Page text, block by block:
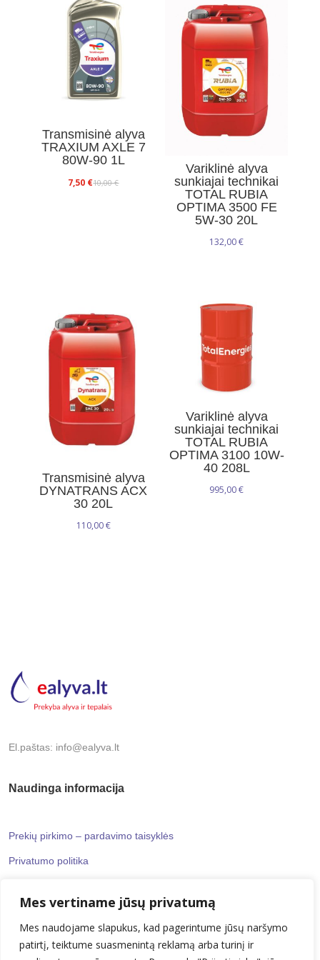
Mes vertiname jūsų privatumą
Mes naudojame slapukus, kad pagerintume jūsų naršymo
patirtį, teiktume suasmenintą reklamą arba turinį ir
Transmisinė alyva
TRAXIUM AXLE 7
80W-90 1L
10,00€
Original
7,50 €Current
Variklinė alyva
sunkiajai technikai
TOTAL RUBIA
OPTIMA 3500 FE
5W-30 20L
132,00€
Transmisinė alyva
DYNATRANS ACX
30 20L
110,00€
Variklinė alyva
sunkiajai technikai
TOTAL RUBIA
OPTIMA 3100 10W-
40 208L
995,00€
El.paštas: info@ealyva.lt
Naudinga informacija
Prekių pirkimo – pardavimo taisyklės
Privatumo politika
Informaciniai puslapiai
Kontaktai